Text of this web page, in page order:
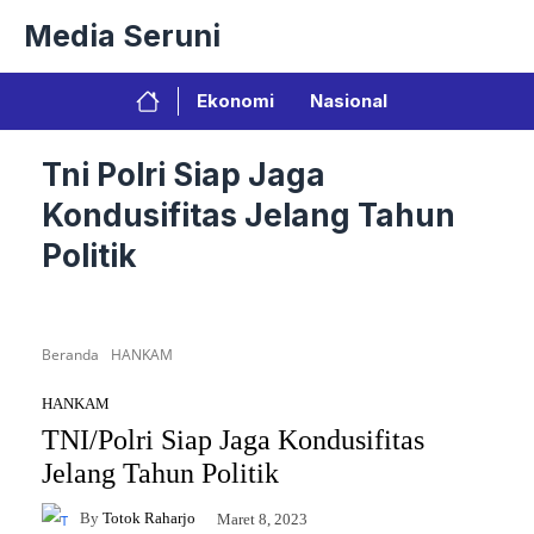
isi
Media Seruni
Ekonomi Nasional
Tni Polri Siap Jaga
Kondusifitas Jelang Tahun
Politik
Beranda HANKAM
HANKAM
TNI/Polri Siap Jaga Kondusifitas
Jelang Tahun Politik
By Totok Raharjo Maret 8, 2023